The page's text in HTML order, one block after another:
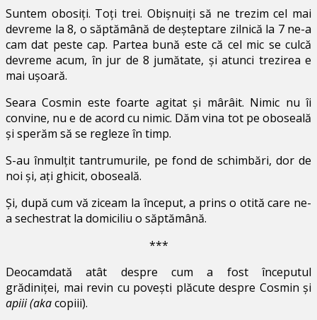
Suntem obosiți. Toți trei. Obișnuiți să ne trezim cel mai
devreme la 8, o săptămână de deșteptare zilnică la 7 ne-a
cam dat peste cap. Partea bună este că cel mic se culcă
devreme acum, în jur de 8 jumătate, și atunci trezirea e
mai ușoară.
Seara Cosmin este foarte agitat și mârâit. Nimic nu îi
convine, nu e de acord cu nimic. Dăm vina tot pe oboseală
și sperăm să se regleze în timp.
S-au înmulțit tantrumurile, pe fond de schimbări, dor de
noi și, ați ghicit, oboseală.
Și, după cum vă ziceam la început, a prins o otită care ne-
a sechestrat la domiciliu o săptămână.
***
Deocamdată atât despre cum a fost începutul
grădiniței, mai revin cu povești plăcute despre Cosmin și
apiii (akacopiii).